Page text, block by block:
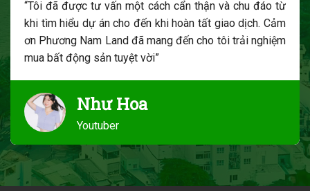
“Tôi đã được tư vấn một cách cẩn thận và chu đáo từ
khi tìm hiểu dự án cho đến khi hoàn tất giao dịch. Cảm
ơn Phương Nam Land đã mang đến cho tôi trải nghiệm
mua bất động sản tuyệt vời”
Như Hoa
Youtuber